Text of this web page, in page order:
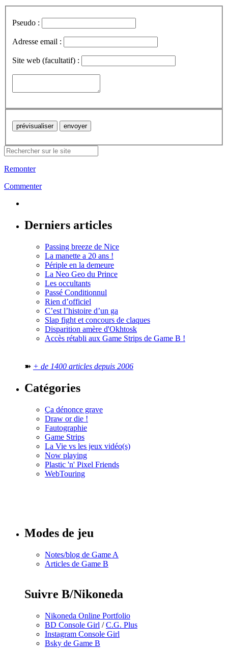
Pseudo :
Adresse email :
Site web (facultatif) :
Remonter
Commenter
Derniers articles
Passing breeze de Nice
La manette a 20 ans !
Périple en la demeure
La Neo Geo du Prince
Les occultants
Passé Conditionnul
Rien d’officiel
C’est l’histoire d’un ga
Slap fight et concours de claques
Disparition amère d'Okhtosk
Accès rétabli aux Game Strips de Game B !
➽ + de 1400 articles depuis 2006
Catégories
Ça dénonce grave
Draw or die !
Fautographie
Game Strips
La Vie vs les jeux vidéo(s)
Now playing
Plastic 'n' Pixel Friends
WebTouring
Modes de jeu
Notes/blog de Game A
Articles de Game B
Suivre B/Nikoneda
Nikoneda Online Portfolio
BD Console Girl /C.G. Plus
Instagram Console Girl
Bsky de Game B